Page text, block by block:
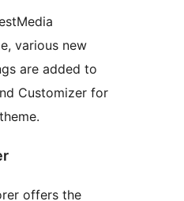
various new
are added to
Customizer for
offers the